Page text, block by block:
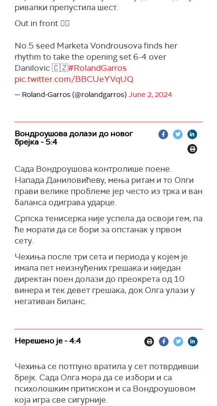
ривалки препустила шест.
Out in front 🏃‍♀️
No.5 seed Marketa Vondrousova finds her
rhythm to take the opening set 6-4 over
Danilovic 🇨🇿#RolandGarros
pic.twitter.com/BBCUeYVqUQ
— Roland-Garros (@rolandgarros) June 2, 2024
Вондроушова долази до новог
брејка - 5:4
Сада Вондроушова контролише поене.
Напада Даниловићеву, мења ритам и то Олги
прави велике проблеме јер често из трка и ван
баланса одиграва ударце.
Српска тенисерка није успела да освоји гем, па
ће морати да се бори за опстанак у првом
сету.
Чехиња после три сета и периода у којем је
имала пет неизнуђених грешака и ниједан
директан поен долази до преокрета од 10
винера и тек девет грешака, док Олга улази у
негативан биланс.
Нерешено је - 4:4
Чехиња се потпуно вратила у сет потврдивши
брејк. Сада Олга мора да се избори и са
психолошким притиском и са Вондроушовом
која игра све сигурније.